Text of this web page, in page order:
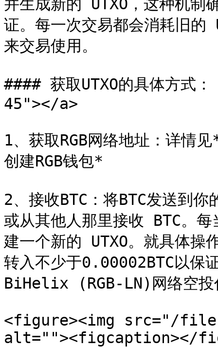
并生成新的 UTXO，这种机制
证。每一次交易都会消耗旧的
来交易使用。
#### 获取UTXO的具体
45"></a>
1、获取RGB网络地址：详情
创建RGB钱包*
2、接收BTC：将BTC发送到你
或从其他人那里接收 BTC。每
建一个新的 UTXO。就具体
转入不少于0.00002BTC以保
BiHelix (RGB-LN)网络空投
<figure><img src="/files/
alt=""><figcaption></